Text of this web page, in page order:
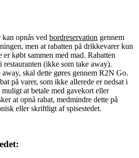
opnås ved bordreservation gennem
men at rabatten på drikkevarer kun
købt sammen med mad. Rabatten
(ikke som take away).
skal dette gøres gennem R2N Go.
på varer, som ikke allerede er nedsat i
at betale med gavekort eller
at opnå rabat, medmindre dette på
eller skriftligt af spisestedet.